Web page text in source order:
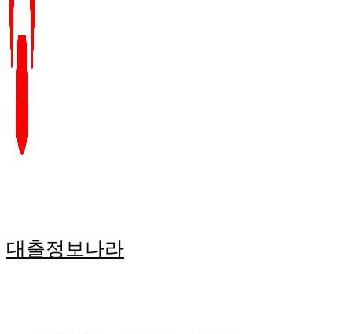
대출정보나라